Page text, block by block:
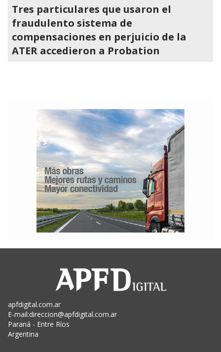
Tres particulares que usaron el
fraudulento sistema de
compensaciones en perjuicio de la
ATER accedieron a Probation
apfdigital.com.ar
E-mail:direccion@apfdigital.com.ar
Paraná - Entre Ríos
Argentina